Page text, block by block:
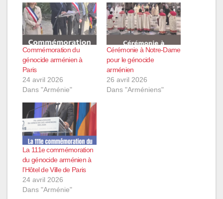
Commémoration du
génocide arménien à
Paris
24 avril 2026
Dans "Arménie"
Cérémonie à Notre-Dame
pour le génocide
arménien
26 avril 2026
Dans "Arméniens"
La 111e commémoration
du génocide arménien à
l’Hôtel de Ville de Paris
24 avril 2026
Dans "Arménie"